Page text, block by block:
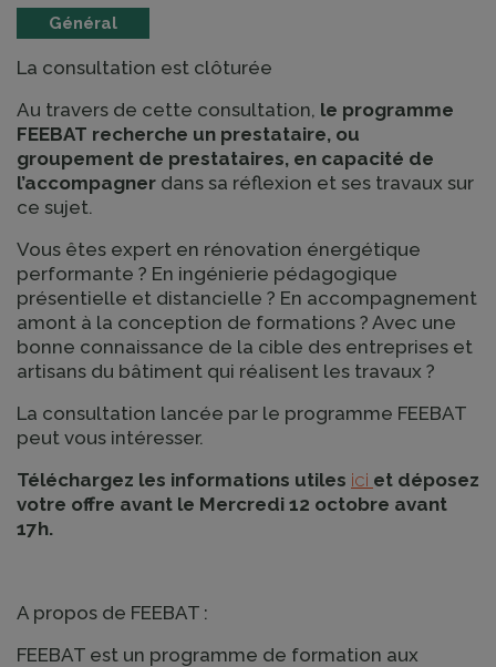
Général
La consultation est clôturée
Au travers de cette consultation, le programme
FEEBAT recherche un prestataire, ou
groupement de prestataires, en capacité de
l’accompagner dans sa réflexion et ses travaux sur
ce sujet.
Vous êtes expert en rénovation énergétique
performante ? En ingénierie pédagogique
présentielle et distancielle ? En accompagnement
amont à la conception de formations ? Avec une
bonne connaissance de la cible des entreprises et
artisans du bâtiment qui réalisent les travaux ?
La consultation lancée par le programme FEEBAT
peut vous intéresser.
Téléchargez les informations utiles ici et déposez
votre offre avant le Mercredi 12 octobre avant
17h.
A propos de FEEBAT :
FEEBAT est un programme de formation aux